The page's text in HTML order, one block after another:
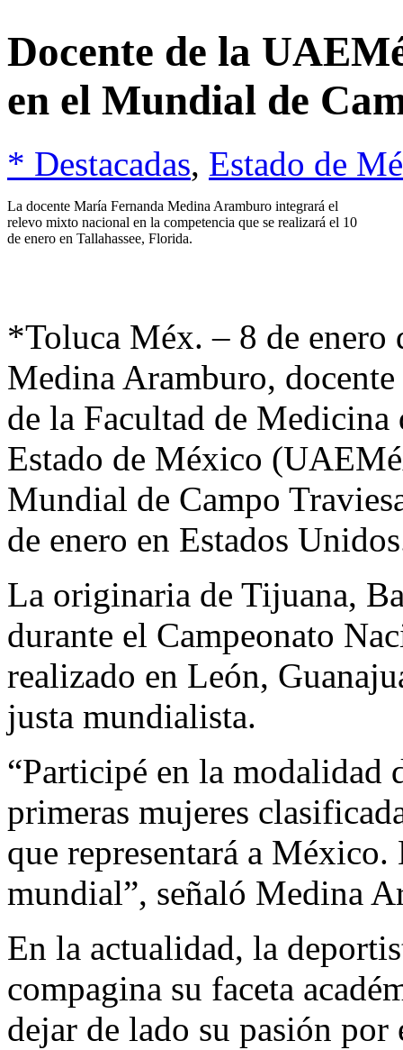
Docente de la
en el Mundial de
* Destacadas, Estado de
La docente María Fernanda Medina Aramburo integrará el
relevo mixto nacional en la competencia que se realizará el 10
de enero en Tallahassee, Florida.
*Toluca Méx. – 8 de
Medina Aramburo,
de la Facultad de
Estado de México
Mundial de Campo
de enero en Estados
La originaria de Tijuana,
durante el Campeonato
realizado en León,
justa mundialista.
“Participé en la modalidad
primeras mujeres
que representará a
mundial”, señaló Medina
En la actualidad, la
compagina su faceta
dejar de lado su pasión por